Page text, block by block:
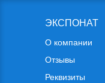
ЭКСПОНАТ
О компании
Отзывы
Реквизиты